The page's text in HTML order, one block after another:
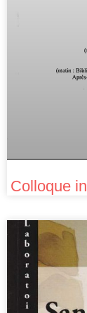
Colloque